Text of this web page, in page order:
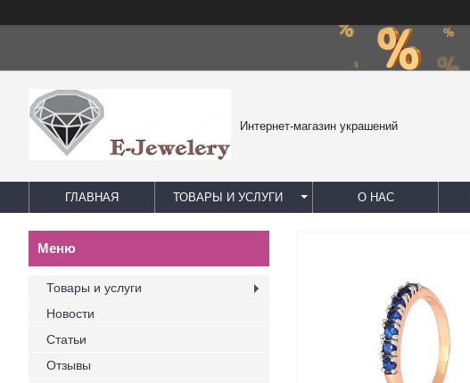
Интернет-магазин украшений
ГЛАВНАЯ ТОВАРЫ И УСЛУГИ О НАС
Товары и услуги
Новости
Статьи
Отзывы